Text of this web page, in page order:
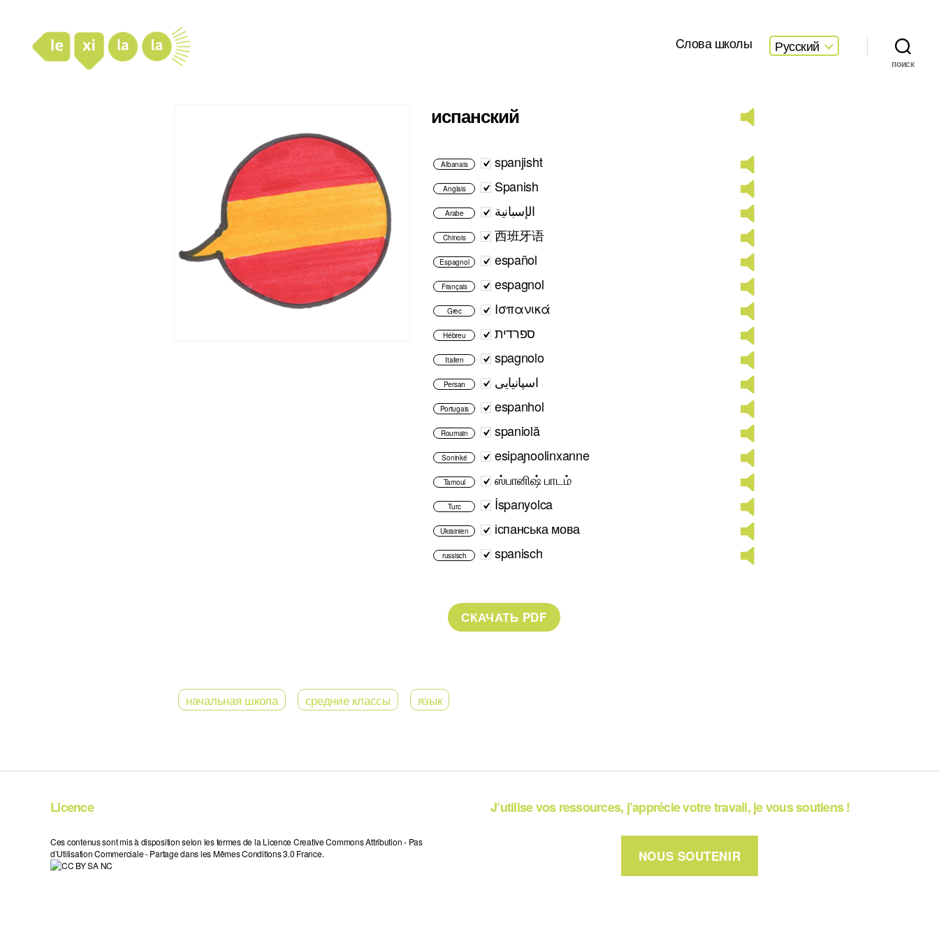
Cлова школы Русский
поиск
испанский
Albanais spanjisht
Anglais Spanish
Arabe الإسبانية
Chinois 西班牙语
Espagnol español
Français espagnol
Grec Ισπανικά
Hébreu ספרדית
Italien spagnolo
Persan اسپانیایی
Portugais espanhol
Roumain spaniolă
Soninké esipaɲoolinxanne
Tamoul ஸ்பானிஷ் பாடம்
Turc İspanyolca
Ukrainien іспанська мова
russisch spanisch
начальная школа средние классы язык
Licence
Ces contenus sont mis à disposition selon les termes de la Licence Creative Commons Attribution - Pas
d’Utilisation Commerciale - Partage dans les Mêmes Conditions 3.0 France.
J’utilise vos ressources, j’apprécie votre travail, je vous soutiens !
NOUS SOUTENIR